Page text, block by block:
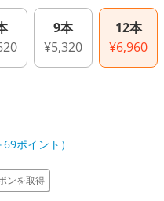
9本
¥5,320
12本
¥6,960
ポイント）
ンを取得